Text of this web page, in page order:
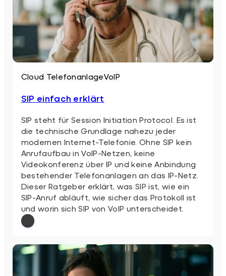
Cloud TelefonanlageVoIP
SIP einfach erklärt
SIP steht für Session Initiation Protocol. Es ist
die technische Grundlage nahezu jeder
modernen Internet-Telefonie. Ohne SIP kein
Anrufaufbau in VoIP-Netzen, keine
Videokonferenz über IP und keine Anbindung
bestehender Telefonanlagen an das IP-Netz.
Dieser Ratgeber erklärt, was SIP ist, wie ein
SIP-Anruf abläuft, wie sicher das Protokoll ist
und worin sich SIP von VoIP unterscheidet.